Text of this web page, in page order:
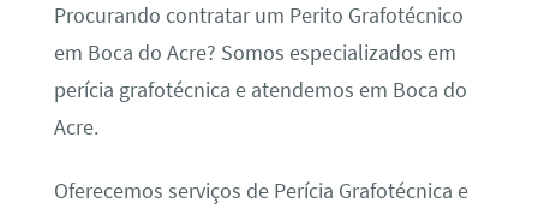
Procurando contratar um Perito Grafotécnico
em Boca do Acre? Somos especializados em
perícia grafotécnica e atendemos em Boca do
Acre.
Oferecemos serviços de Perícia Grafotécnica e